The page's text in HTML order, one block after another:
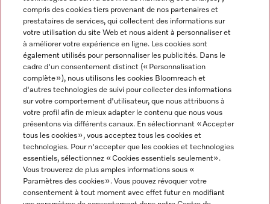
FRANCAIS
Informations légales
CGV
Miele sur Instagram
Miele sur Youtube
compris des cookies tiers provenant de nos partenaires et
prestataires de services, qui collectent des informations sur
votre utilisation du site Web et nous aident à personnaliser et
à améliorer votre expérience en ligne. Les cookies sont
également utilisés pour personnaliser les publicités. Dans le
cadre d'un consentement distinct (« Personnalisation
complète »), nous utilisons les cookies Bloomreach et
d'autres technologies de suivi pour collecter des informations
sur votre comportement d'utilisateur, que nous attribuons à
votre profil afin de mieux adapter le contenu que nous vous
présentons via différents canaux. En sélectionnant « Accepter
tous les cookies », vous acceptez tous les cookies et
technologies. Pour n'accepter que les cookies et technologies
essentiels, sélectionnez « Cookies essentiels seulement».
Vous trouverez de plus amples informations sous «
Paramètres des cookies ». Vous pouvez révoquer votre
consentement à tout moment avec effet futur en modifiant